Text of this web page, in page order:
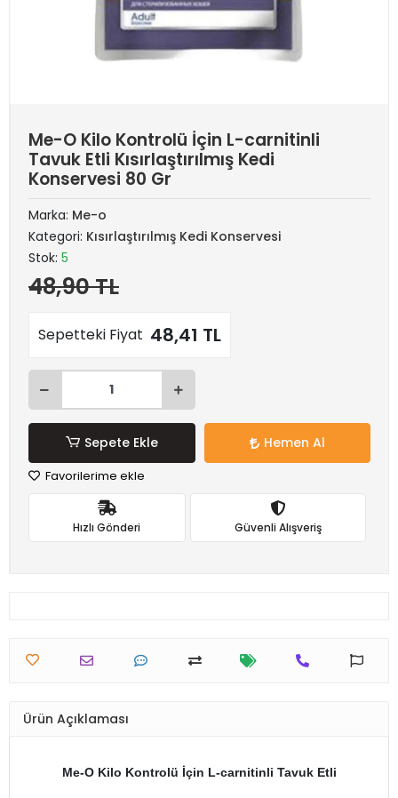
Me-O Kilo Kontrolü İçin L-carnitinli
Tavuk Etli Kısırlaştırılmış Kedi
Konservesi 80 Gr
Marka: Me-o
Kategori: Kısırlaştırılmış Kedi Konservesi
Stok: 5
48,90 TL
Sepetteki Fiyat 48,41 TL
Sepete Ekle Hemen Al
Favorilerime ekle
Hızlı Gönderi Güvenli Alışveriş
Ürün Açıklaması
Me-O Kilo Kontrolü İçin L-carnitinli Tavuk Etli